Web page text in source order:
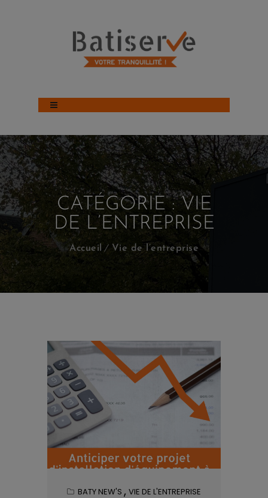
CATÉGORIE :VIE
DE L’ENTREPRISE
Accueil Vie de l’entreprise
BATY NEW'S VIE DE L'ENTREPRISE